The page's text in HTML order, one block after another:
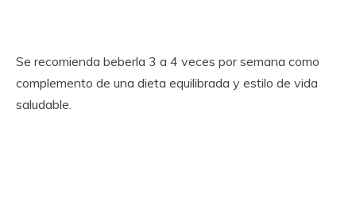
Se recomienda beberla 3 a 4 veces por semana como
complemento de una dieta equilibrada y estilo de vida
saludable.